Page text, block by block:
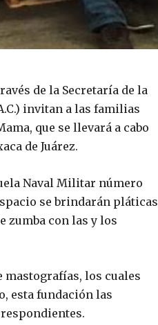
de la Secretaría de la
invitan a las familias
que se llevará a cabo
de Juárez.
Naval Militar número
se brindarán pláticas
zumba con las y los
mastografías, los cuales
esta fundación las